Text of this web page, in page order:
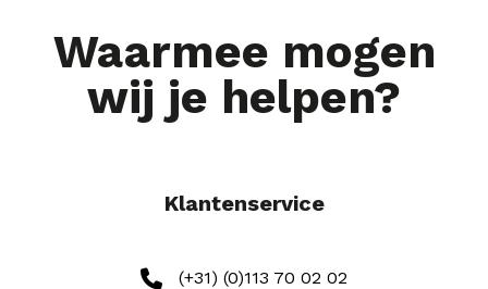
Waarmee mogen
wij je helpen?
Klantenservice
(+31) (0)113 70 02 02